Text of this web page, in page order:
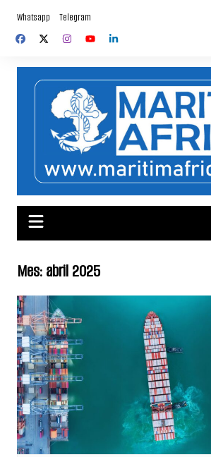
contenido
Whatsapp Telegram
Mes:abril 2025